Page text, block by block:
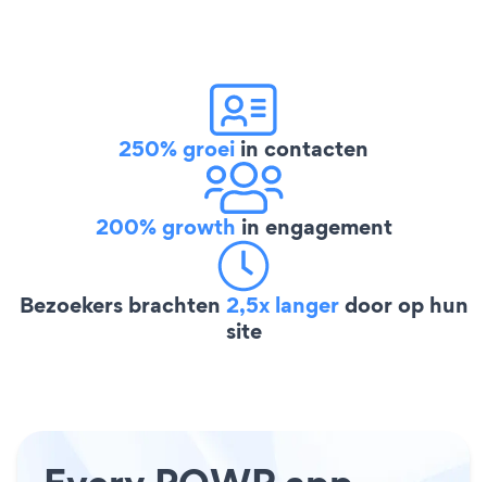
250% groei in contacten
200% growth in engagement
Bezoekers brachten 2,5x langerdoor op hun
site